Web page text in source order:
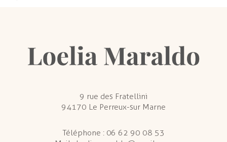
9 rue des Fratellini
94170 Le Perreux-sur Marne
Téléphone : 06 62 90 08 53